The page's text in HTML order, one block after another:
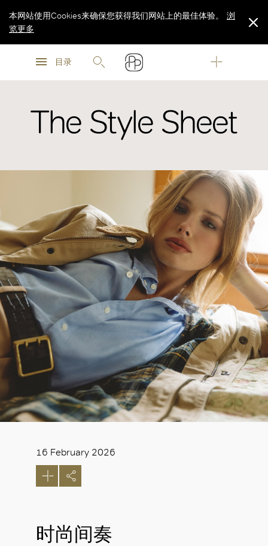
浏
目录
本网站使用Cookies来确保您获得我们网站上的最佳体验。
浏
览更多
The Style Sheet
16 February 2026
时尚间奏